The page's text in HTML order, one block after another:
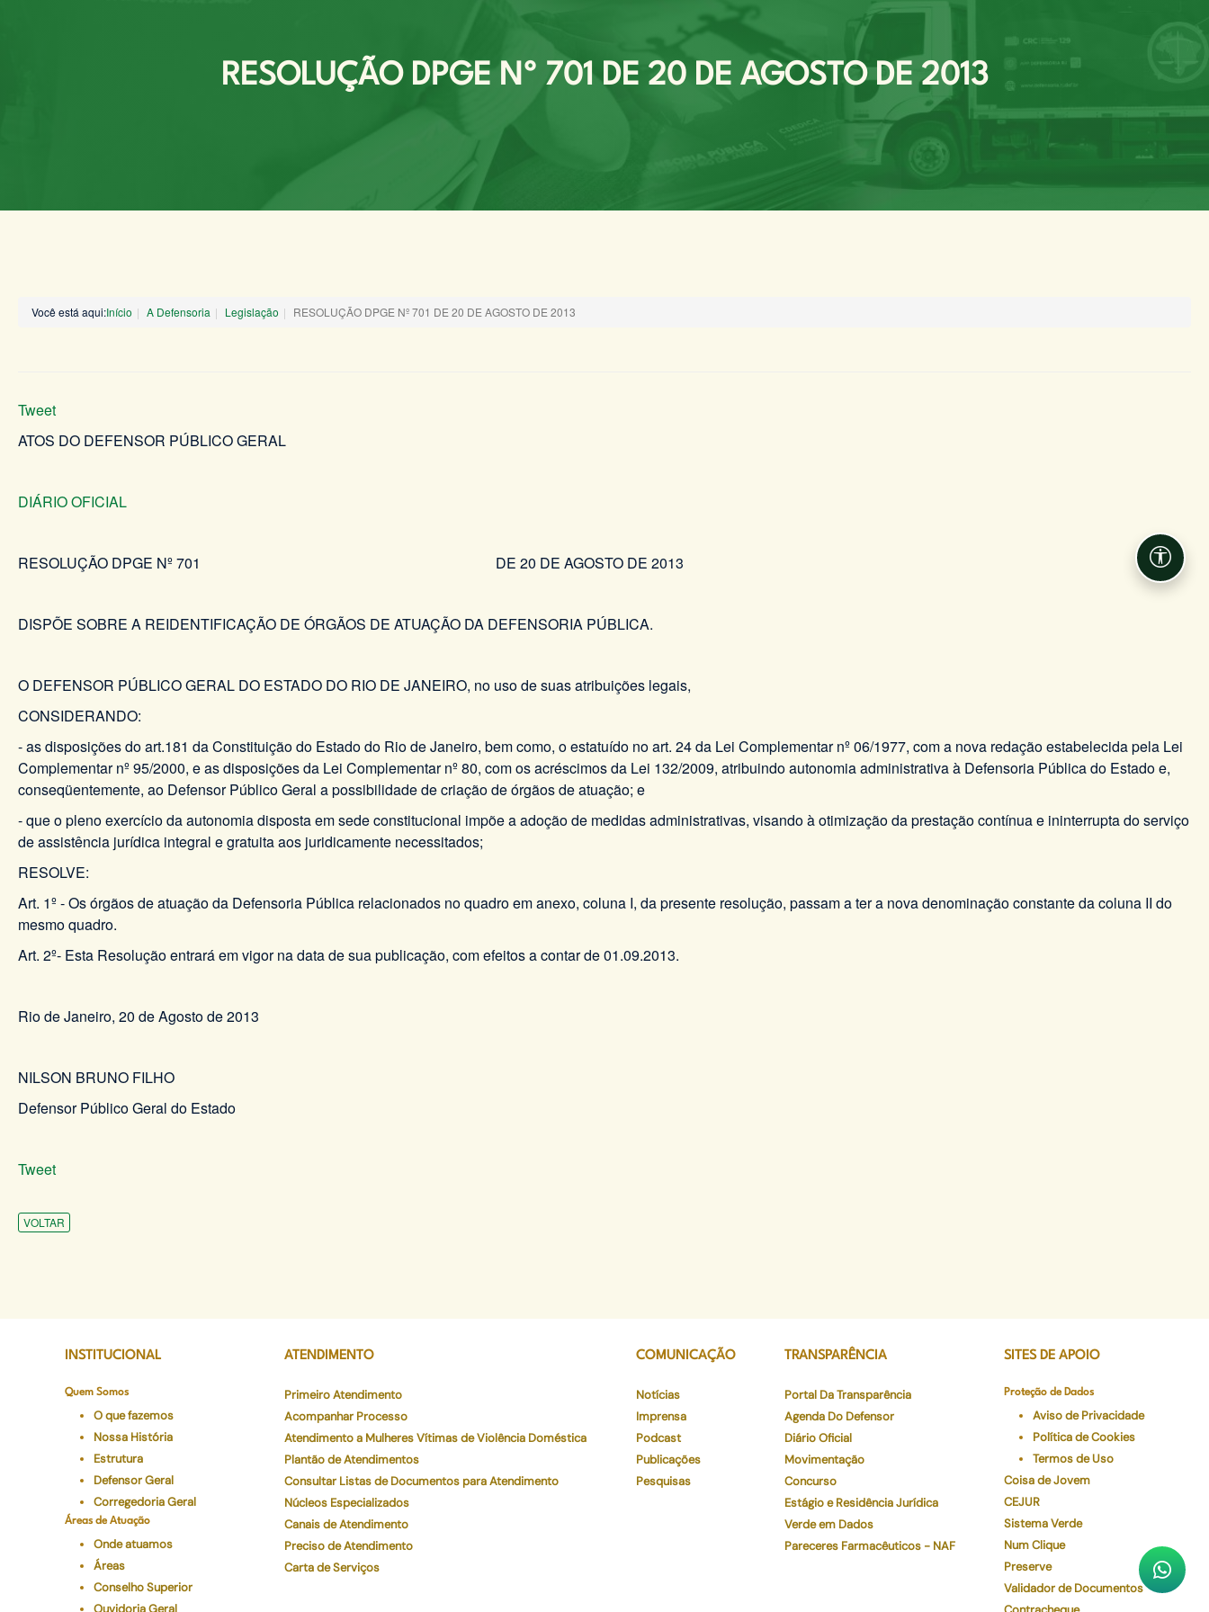
RESOLUÇÃO DPGE Nº 701 DE 20 DE AGOSTO DE 2013
Você está aqui:Início A Defensoria Legislação RESOLUÇÃO DPGE Nº 701 DE 20 DE AGOSTO DE 2013
Tweet
ATOS DO DEFENSOR PÚBLICO GERAL
DIÁRIO OFICIAL
RESOLUÇÃO DPGE Nº 701 DE 20 DE AGOSTO DE 2013
DISPÕE SOBRE A REIDENTIFICAÇÃO DE ÓRGÃOS DE ATUAÇÃO DA DEFENSORIA PÚBLICA.
O DEFENSOR PÚBLICO GERAL DO ESTADO DO RIO DE JANEIRO, no uso de suas atribuições legais,
CONSIDERANDO:
- as disposições do art.181 da Constituição do Estado do Rio de Janeiro, bem como, o estatuído no art. 24 da Lei Complementar nº 06/1977, com a nova redação estabelecida pela Lei
Complementar nº 95/2000, e as disposições da Lei Complementar nº 80, com os acréscimos da Lei 132/2009, atribuindo autonomia administrativa à Defensoria Pública do Estado e,
conseqüentemente, ao Defensor Público Geral a possibilidade de criação de órgãos de atuação; e
- que o pleno exercício da autonomia disposta em sede constitucional impõe a adoção de medidas administrativas, visando à otimização da prestação contínua e ininterrupta do serviço
de assistência jurídica integral e gratuita aos juridicamente necessitados;
RESOLVE:
Art. 1º - Os órgãos de atuação da Defensoria Pública relacionados no quadro em anexo, coluna I, da presente resolução, passam a ter a nova denominação constante da coluna II do
mesmo quadro.
Art. 2º- Esta Resolução entrará em vigor na data de sua publicação, com efeitos a contar de 01.09.2013.
Rio de Janeiro, 20 de Agosto de 2013
NILSON BRUNO FILHO
Defensor Público Geral do Estado
Tweet
VOLTAR
INSTITUCIONAL
Quem Somos
O que fazemos
Nossa História
Estrutura
Defensor Geral
Corregedoria Geral
Áreas de Atuação
Onde atuamos
Áreas
Conselho Superior
Ouvidoria Geral
ATENDIMENTO
Primeiro Atendimento
Acompanhar Processo
Atendimento a Mulheres Vítimas de Violência Doméstica
Plantão de Atendimentos
Consultar Listas de Documentos para Atendimento
Núcleos Especializados
Canais de Atendimento
Preciso de Atendimento
Carta de Serviços
COMUNICAÇÃO
Notícias
Imprensa
Podcast
Publicações
Pesquisas
TRANSPARÊNCIA
Portal Da Transparência
Agenda Do Defensor
Diário Oficial
Movimentação
Concurso
Estágio e Residência Jurídica
Verde em Dados
Pareceres Farmacêuticos - NAF
SITES DE APOIO
Proteção de Dados
Aviso de Privacidade
Política de Cookies
Termos de Uso
Coisa de Jovem
CEJUR
Sistema Verde
Num Clique
Preserve
Validador de Documentos